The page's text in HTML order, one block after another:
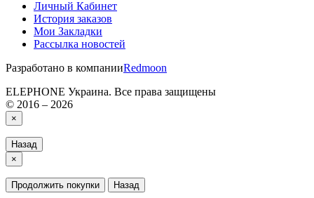
Личный Кабинет
История заказов
Мои Закладки
Рассылка новостей
Разработано в компанииRedmoon
ELEPHONE Украина. Все права защищены
© 2016 – 2026
×
Назад
×
Продолжить покупки Назад